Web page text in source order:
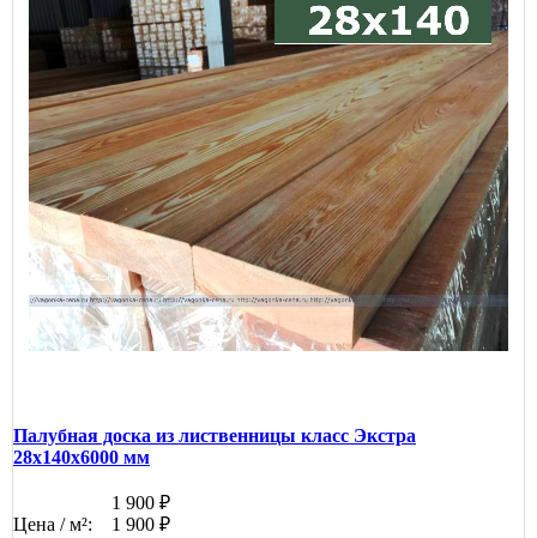
Палубная доска из лиственницы класс Экстра
28x140x6000 мм
1 900 ₽
Цена / м²:
1 900 ₽